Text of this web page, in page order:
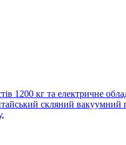
1200 кг та електричне
скляний вакуумний
,